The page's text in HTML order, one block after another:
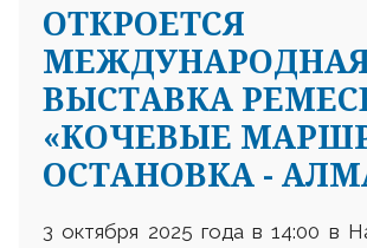
ОТКРОЕТСЯ
ВЫСТАВКА
«КОЧЕВЫЕ
ОСТАНОВКА -
3 октября 2025 года в 14:00 в